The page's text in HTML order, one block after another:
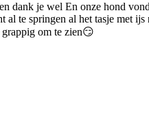
dank je wel En onze hond
al te springen al het tasje met ijs
om te zien😏